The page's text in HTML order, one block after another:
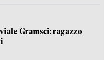
Gramsci: ragazzo